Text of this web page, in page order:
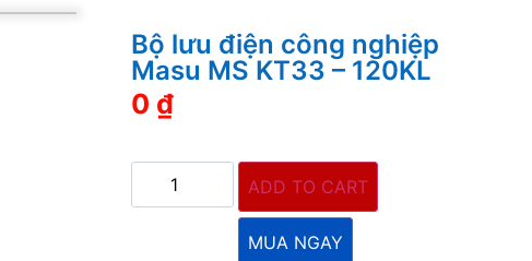
Bộ lưu điện công nghiệp
Masu MS KT33 – 120KL
0 ₫
ADD TO CART
MUA NGAY